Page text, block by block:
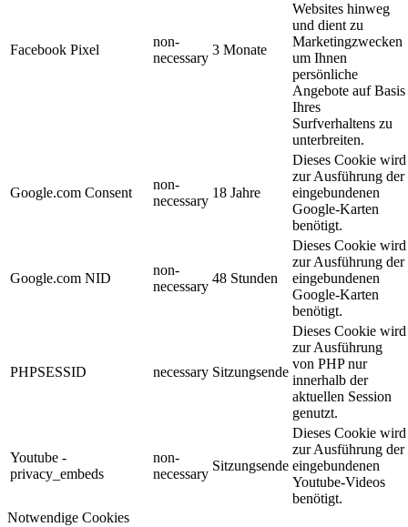
Facebook Pixel
non-
necessary
3 Monate
Websites hinweg
und dient zu
Marketingzwecken
um Ihnen
persönliche
Angebote auf Basis
Ihres
Surfverhaltens zu
unterbreiten.
Google.com Consent
non-
necessary
18 Jahre
Dieses Cookie wird
zur Ausführung der
eingebundenen
Google-Karten
benötigt.
Google.com NID
non-
necessary
48 Stunden
Dieses Cookie wird
zur Ausführung der
eingebundenen
Google-Karten
benötigt.
PHPSESSID necessary Sitzungsende
Dieses Cookie wird
zur Ausführung
von PHP nur
innerhalb der
aktuellen Session
genutzt.
Youtube -
privacy_embeds
non-
necessary
Sitzungsende
Dieses Cookie wird
zur Ausführung der
eingebundenen
Youtube-Videos
benötigt.
Notwendige Cookies